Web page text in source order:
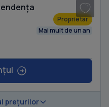
Proprietar
Mai mult de un an
prețurilor